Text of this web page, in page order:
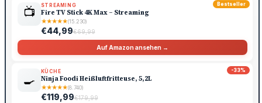
Bestseller
📺 STREAMING
Fire TV Stick 4K Max – Streaming
★★★★★(15.230)
€44,99€69,99
Auf Amazon ansehen →
-33%
🍳
KÜCHE
Ninja Foodi Heißluftfritteuse, 5,2L
★★★★★(8.740)
€119,99€179,99